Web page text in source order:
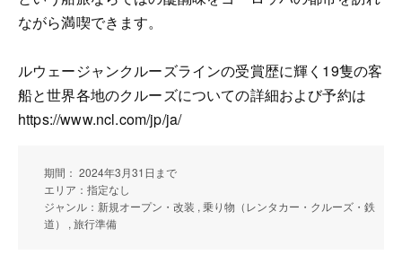
ながら満喫できます。
ルウェージャンクルーズラインの受賞歴に輝く19隻の客
船と世界各地のクルーズについての詳細および予約は
https://www.ncl.com/jp/ja/
期間： 2024年3月31日まで
エリア：指定なし
ジャンル：新規オープン・改装 , 乗り物（レンタカー・クルーズ・鉄
道） , 旅行準備